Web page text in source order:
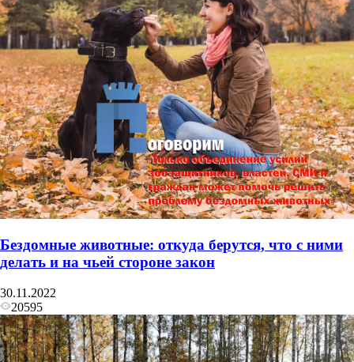
Бездомные животные: откуда берутся, что с ними
делать и на чьей стороне закон
30.11.2022
20595